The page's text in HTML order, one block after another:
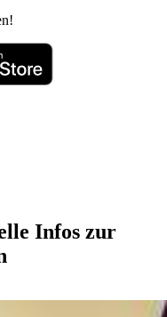
Infos zur